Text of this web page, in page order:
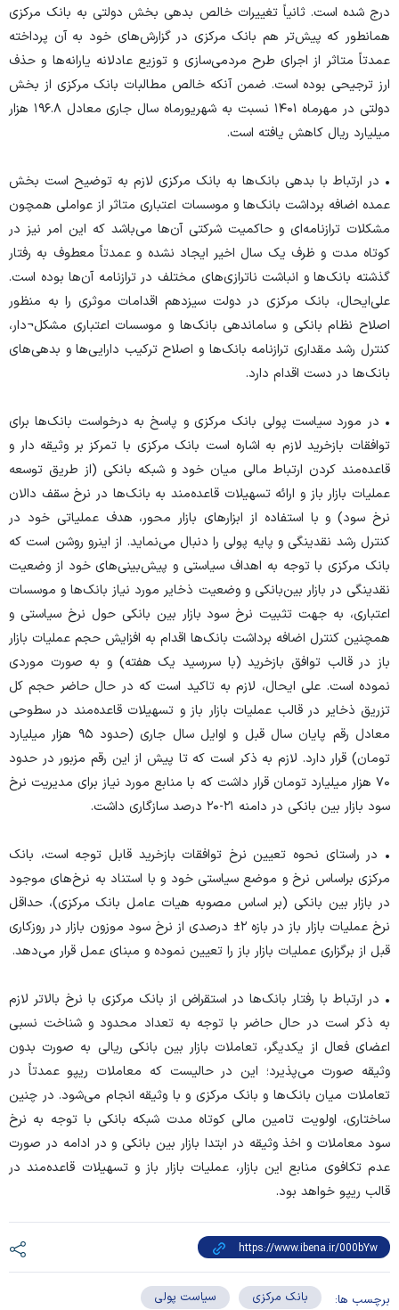
درج شده است. ثانیاً تغییرات خالص بدهی بخش دولتی به بانک مرکزی
همانطور که پیش‌تر هم بانک مرکزی در گزارش‌های خود به آن پرداخته
عمدتاً متاثر از اجرای طرح مردمی‌سازی و توزیع عادلانه یارانه‌ها و حذف
ارز ترجیحی بوده است. ضمن آنکه خالص مطالبات بانک مرکزی از بخش
دولتی در مهرماه ۱۴۰۱ نسبت به شهریورماه سال جاری معادل ۱۹۶.۸ هزار
میلیارد ریال کاهش یافته است.
• در ارتباط با بدهی بانک‌ها به بانک مرکزی لازم به توضیح است بخش
عمده اضافه برداشت بانک‌ها و موسسات اعتباری متاثر از عواملی همچون
مشکلات ترازنامه‌ای و حاکمیت شرکتی آن‌ها می‌باشد که این امر نیز در
کوتاه مدت و ظرف یک سال اخیر ایجاد نشده و عمدتاً معطوف به رفتار
گذشته بانک‌ها و انباشت ناترازی‌های مختلف در ترازنامه آن‌ها بوده است.
علی‌ایحال، بانک مرکزی در دولت سیزدهم اقدامات موثری را به منظور
اصلاح نظام بانکی و ساماندهی بانک‌ها و موسسات اعتباری مشکل¬دار،
کنترل رشد مقداری ترازنامه بانک‌ها و اصلاح ترکیب دارایی‌ها و بدهی‌های
بانک‌ها در دست اقدام دارد.
• در مورد سیاست پولی بانک مرکزی و پاسخ به درخواست بانک‌ها برای
توافقات بازخرید لازم به اشاره است بانک مرکزی با تمرکز بر وثیقه دار و
قاعده‌مند کردن ارتباط مالی میان خود و شبکه بانکی (از طریق توسعه
عملیات بازار باز و ارائه تسهیلات قاعده‌مند به بانک‌ها در نرخ سقف دالان
نرخ سود) و با استفاده از ابزار‌های بازار محور، هدف عملیاتی خود در
کنترل رشد نقدینگی و پایه پولی را دنبال می‌نماید. از اینرو روشن است که
بانک مرکزی با توجه به اهداف سیاستی و پیش‌بینی‌های خود از وضعیت
نقدینگی در بازار بین‌بانکی و وضعیت ذخایر مورد نیاز بانک‌ها و موسسات
اعتباری، به جهت تثبیت نرخ سود بازار بین بانکی حول نرخ سیاستی و
همچنین کنترل اضافه برداشت بانک‌ها اقدام به افزایش حجم عملیات بازار
باز در قالب توافق بازخرید (با سررسید یک هفته) و به صورت موردی
نموده است. علی ایحال، لازم به تاکید است که در حال حاضر حجم کل
تزریق ذخایر در قالب عملیات بازار باز و تسهیلات قاعده‌مند در سطوحی
معادل رقم پایان سال قبل و اوایل سال جاری (حدود ۹۵ هزار میلیارد
تومان) قرار دارد. لازم به ذکر است که تا پیش از این رقم مزبور در حدود
۷۰ هزار میلیارد تومان قرار داشت که با منابع مورد نیاز برای مدیریت نرخ
سود بازار بین بانکی در دامنه ۲۱-۲۰ درصد سازگاری داشت.
• در راستای نحوه تعیین نرخ توافقات بازخرید قابل توجه است، بانک
مرکزی براساس نرخ و موضع سیاستی خود و با استناد به نرخ‌های موجود
در بازار بین بانکی (بر اساس مصوبه هیات عامل بانک مرکزی)، حداقل
نرخ عملیات بازار باز در بازه ۲± درصدی از نرخ سود موزون بازار در روزکاری
قبل از برگزاری عملیات بازار باز را تعیین نموده و مبنای عمل قرار می‌دهد.
• در ارتباط با رفتار بانک‌ها در استقراض از بانک مرکزی با نرخ بالاتر لازم
به ذکر است در حال حاضر با توجه به تعداد محدود و شناخت نسبی
اعضای فعال از یکدیگر، تعاملات بازار بین بانکی ریالی به صورت بدون
وثیقه صورت می‌پذیرد؛ این در حالیست که معاملات ریپو عمدتاً در
تعاملات میان بانک‌ها و بانک مرکزی و با وثیقه انجام می‌شود. در چنین
ساختاری، اولویت تامین مالی کوتاه مدت شبکه بانکی با توجه به نرخ
سود معاملات و اخذ وثیقه در ابتدا بازار بین بانکی و در ادامه در صورت
عدم تکافوی منابع این بازار، عملیات بازار باز و تسهیلات قاعده‌مند در
قالب ریپو خواهد بود.
برچسب ها: بانک مرکزی سیاست پولی